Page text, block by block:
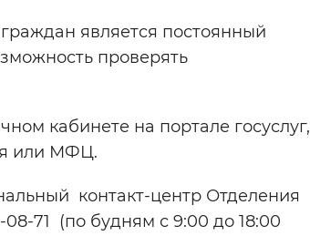
является постоянный
проверять
кабинете на портале госуслуг,
или МФЦ.
контакт-центр Отделения
71 (по будням с 9:00 до 18:00